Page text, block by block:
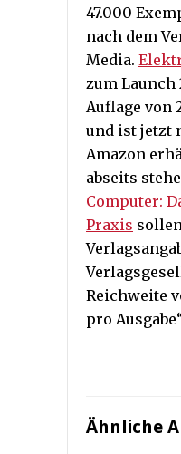
47.000
nach dem
Media.
zum
Auflage von
und ist jetzt
Amazon
abseits
Computer:
Praxis
Reichweite
pro
Ähnliche